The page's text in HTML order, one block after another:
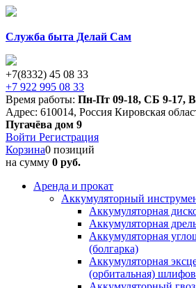
Служба быта Делай Сам
+7(8332) 45 08 33
+7 922 995 08 33
Время работы: Пн-Пт 09-18, СБ 9-17,
Адрес: 610014, Россия Кировская
Пугачёва дом 9
Войти Регистрация
Корзина0 позиций
на сумму 0 руб.
Аренда и прокат
Аккумуляторный
Аккумуляторная
Аккумуляторная
Аккумуляторная
(болгарка)
Аккумуляторная
(орбитальная)